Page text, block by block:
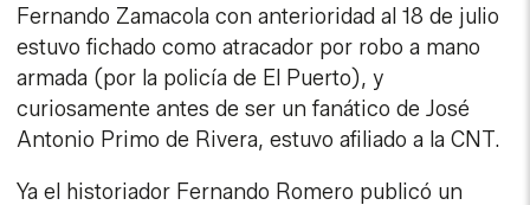
Fernando Zamacola con anterioridad al 18 de julio
estuvo fichado como atracador por robo a mano
armada (por la policía de El Puerto), y
curiosamente antes de ser un fanático de José
Antonio Primo de Rivera, estuvo afiliado a la CNT.
Ya el historiador Fernando Romero publicó un